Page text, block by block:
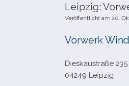
Leipzig:
Veröffentlicht am 20.
Vorwerk
Dieskaustraße 235
04249 Leipzig